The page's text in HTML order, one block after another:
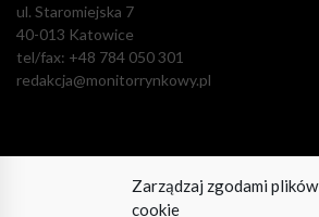
Zarządzaj zgodami plików
cookie
ul. Staromiejska 7
40-013 Katowice
tel/fax: +48 784 050 301
redakcja@monitorrynkowy.pl
Pozostańmy w kontakcie!